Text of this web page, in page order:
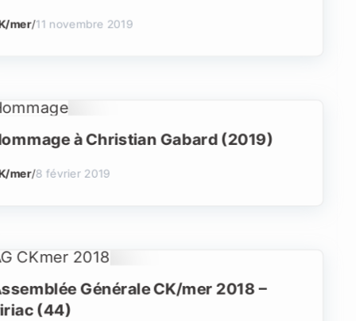
mer/11 novembre 2019
à Christian Gabard (2019)
mer/8 février 2019
Générale CK/mer 2018 –
(44)